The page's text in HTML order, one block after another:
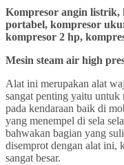
Kompresor angin listrik,
portabel, kompresor
kompresor 2 hp,
Mesin steam air high
Alat ini merupakan alat
sangat penting yaitu untuk
pada kendaraan baik di
yang menempel di sela
bahwakan bagian yang
disemprot dengan alat ini,
sangat besar.